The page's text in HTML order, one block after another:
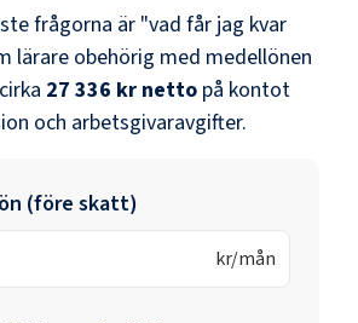
frågorna är "vad får jag kvar
lärare obehörig med medellönen
27 336 kr netto på kontot
och arbetsgivaravgifter.
(före skatt)
kr/mån